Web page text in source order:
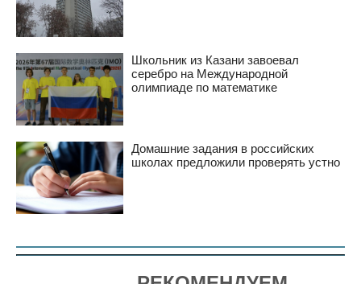
Школьник из Казани завоевал
серебро на Международной
олимпиаде по математике
Домашние задания в российских
школах предложили проверять устно